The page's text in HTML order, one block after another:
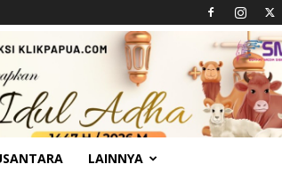
LAINNYA